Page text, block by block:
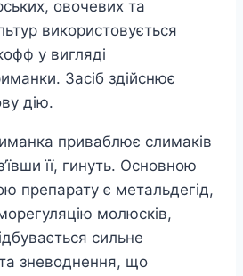
овочевих та
використовується
у вигляді
Засіб здійснює
дію.
приваблює слимаків
її, гинуть. Основною
препарату є метальдегід,
молюсків,
сильне
зневоднення, що